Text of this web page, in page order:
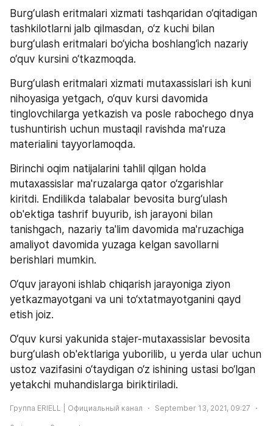
Burg‘ulash eritmalari xizmati tashqaridan o‘qitadigan
tashkilotlarni jalb qilmasdan, o‘z kuchi bilan
burg‘ulash eritmalari bo‘yicha boshlang‘ich nazariy
o‘quv kursini o‘tkazmoqda.
Burg‘ulash eritmalari xizmati mutaxassislari ish kuni
nihoyasiga yetgach, o‘quv kursi davomida
tinglovchilarga yetkazish va posle rabochego dnya
tushuntirish uchun mustaqil ravishda ma'ruza
materialini tayyorlamoqda.
Birinchi oqim natijalarini tahlil qilgan holda
mutaxassislar ma'ruzalarga qator o‘zgarishlar
kiritdi. Endilikda talabalar bevosita burg‘ulash
ob'ektiga tashrif buyurib, ish jarayoni bilan
tanishgach, nazariy ta'lim davomida ma'ruzachiga
amaliyot davomida yuzaga kelgan savollarni
berishlari mumkin.
O‘quv jarayoni ishlab chiqarish jarayoniga ziyon
yetkazmayotgani va uni to‘xtatmayotganini qayd
etish joiz.
O‘quv kursi yakunida stajer-mutaxassislar bevosita
burg‘ulash ob'ektlariga yuborilib, u yerda ular uchun
ustoz vazifasini o‘taydigan o‘z ishining ustasi bo‘lgan
yetakchi muhandislarga biriktiriladi.
Группа ERIELL | Официальный канал September 13, 2021, 09:27